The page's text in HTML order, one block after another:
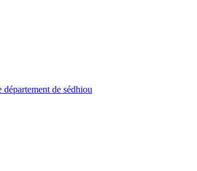
département de sédhiou